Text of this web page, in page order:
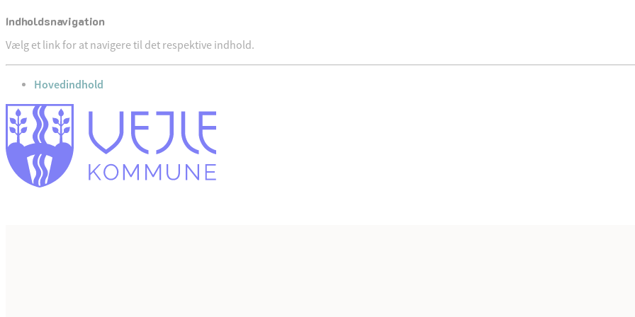
Indholdsnavigation
Vælg et link for at navigere til det respektive indhold.
gå til
Hovedindhold